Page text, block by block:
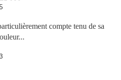
compte tenu de sa